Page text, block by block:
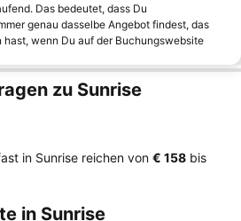
Das bedeutet, dass Du
genau dasselbe Angebot findest, das
hast, wenn Du auf der Buchungswebsite
zu Sunrise
in Sunrise reichen von ‎€ 158 bis
in Sunrise